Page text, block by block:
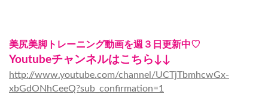
美尻美脚トレーニング動画を週３日更新中♡
Youtubeチャンネルはこちら↓↓
http://www.youtube.com/channel/UCTjTbmhcwGx-
xbGdONhCeeQ?sub_confirmation=1